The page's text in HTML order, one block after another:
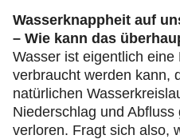
Wasserknappheit auf
– Wie kann das
Wasser ist eigentlich
verbraucht werden kann,
natürlichen
Niederschlag und Abfluss
verloren. Fragt sich also,